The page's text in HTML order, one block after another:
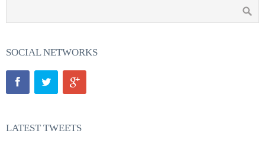
SOCIAL NETWORKS
LATEST TWEETS